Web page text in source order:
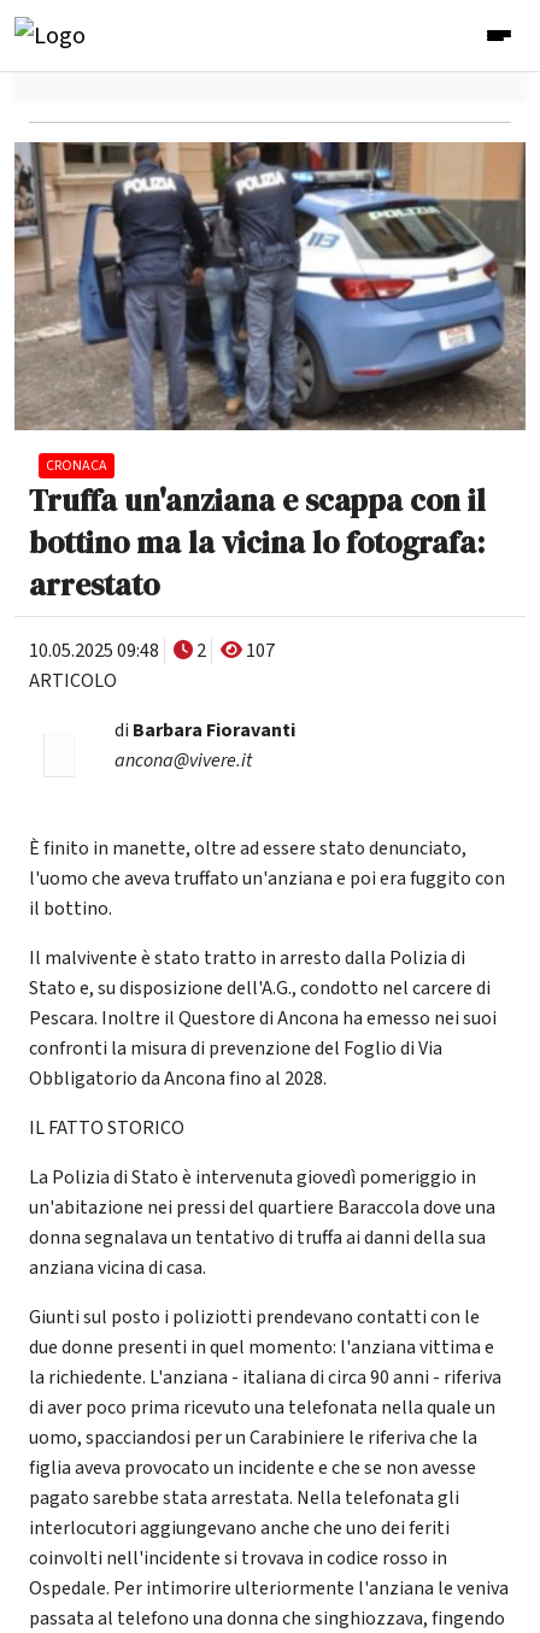
CRONACA
Truffa un'anziana e scappa con il
bottino ma la vicina lo fotografa:
arrestato
10.05.2025 09:48 2
107
ARTICOLO
di Barbara Fioravanti
ancona@vivere.it
È finito in manette, oltre ad essere stato denunciato,
l'uomo che aveva truffato un'anziana e poi era fuggito con
il bottino.
Il malvivente è stato tratto in arresto dalla Polizia di
Stato e, su disposizione dell'A.G., condotto nel carcere di
Pescara. Inoltre il Questore di Ancona ha emesso nei suoi
confronti la misura di prevenzione del Foglio di Via
Obbligatorio da Ancona fino al 2028.
IL FATTO STORICO
La Polizia di Stato è intervenuta giovedì pomeriggio in
un'abitazione nei pressi del quartiere Baraccola dove una
donna segnalava un tentativo di truffa ai danni della sua
anziana vicina di casa.
Giunti sul posto i poliziotti prendevano contatti con le
due donne presenti in quel momento: l'anziana vittima e
la richiedente. L'anziana - italiana di circa 90 anni - riferiva
di aver poco prima ricevuto una telefonata nella quale un
uomo, spacciandosi per un Carabiniere le riferiva che la
figlia aveva provocato un incidente e che se non avesse
pagato sarebbe stata arrestata. Nella telefonata gli
interlocutori aggiungevano anche che uno dei feriti
coinvolti nell'incidente si trovava in codice rosso in
Ospedale. Per intimorire ulteriormente l'anziana le veniva
passata al telefono una donna che singhiozzava, fingendo